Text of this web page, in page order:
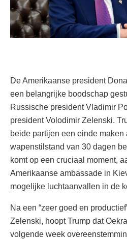
De Amerikaanse president
een belangrijke boodschap
Russische president Vladimir
president Volodimir Zelenski.
beide partijen een einde maken
wapenstilstand van 30 dagen
komt op een cruciaal moment,
Amerikaanse ambassade in
mogelijke luchtaanvallen in de
Na een “zeer goed en
Zelenski, hoopt Trump dat
volgende week